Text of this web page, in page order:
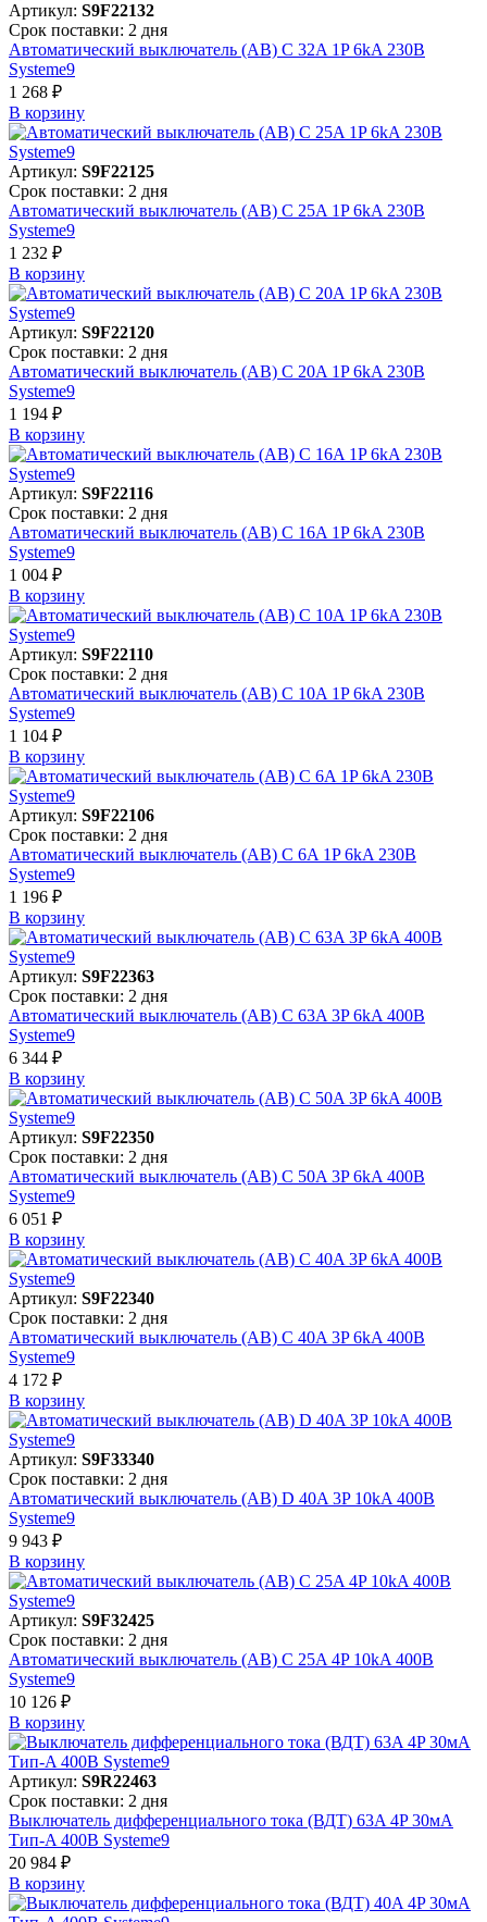
Артикул: S9F22132
Срок поставки: 2 дня
Автоматический выключатель (АВ) C 32A 1P 6kA 230В
Systeme9
1 268 ₽
В корзинy
Артикул: S9F22125
Срок поставки: 2 дня
Автоматический выключатель (АВ) C 25A 1P 6kA 230В
Systeme9
1 232 ₽
В корзинy
Артикул: S9F22120
Срок поставки: 2 дня
Автоматический выключатель (АВ) C 20A 1P 6kA 230В
Systeme9
1 194 ₽
В корзинy
Артикул: S9F22116
Срок поставки: 2 дня
Автоматический выключатель (АВ) C 16A 1P 6kA 230В
Systeme9
1 004 ₽
В корзинy
Артикул: S9F22110
Срок поставки: 2 дня
Автоматический выключатель (АВ) C 10A 1P 6kA 230В
Systeme9
1 104 ₽
В корзинy
Артикул: S9F22106
Срок поставки: 2 дня
Автоматический выключатель (АВ) C 6A 1P 6kA 230В
Systeme9
1 196 ₽
В корзинy
Артикул: S9F22363
Срок поставки: 2 дня
Автоматический выключатель (АВ) C 63A 3P 6kA 400В
Systeme9
6 344 ₽
В корзинy
Артикул: S9F22350
Срок поставки: 2 дня
Автоматический выключатель (АВ) C 50A 3P 6kA 400В
Systeme9
6 051 ₽
В корзинy
Артикул: S9F22340
Срок поставки: 2 дня
Автоматический выключатель (АВ) C 40A 3P 6kA 400В
Systeme9
4 172 ₽
В корзинy
Артикул: S9F33340
Срок поставки: 2 дня
Автоматический выключатель (АВ) D 40A 3P 10kA 400В
Systeme9
9 943 ₽
В корзинy
Артикул: S9F32425
Срок поставки: 2 дня
Автоматический выключатель (АВ) C 25A 4P 10kA 400В
Systeme9
10 126 ₽
В корзинy
Артикул: S9R22463
Срок поставки: 2 дня
Выключатель дифференциального тока (ВДТ) 63A 4P 30мА
Тип-A 400В Systeme9
20 984 ₽
В корзинy